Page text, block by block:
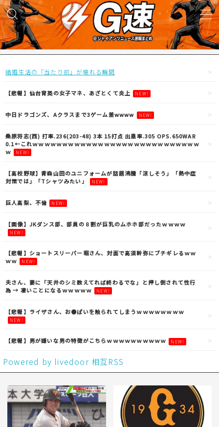
MENU
得点映像
試合結果
議論・雑談
ニュース
結婚生活の「当たり前」が壊れる瞬間
【悲報】仙台育英の女子マネ、あざとくて炎上 NEW!
中日ドラゴンズ、Aクラスまで3ゲーム差wwww NEW!
桑原将志(西) 打率.236(203-48) 3本 15打点 出塁率.305 OPS.650WAR
0.1←これｗｗｗｗｗｗｗｗｗｗｗｗｗｗｗｗｗｗｗｗｗｗｗｗｗｗｗｗ
ｗ
NEW!
【高校野球】青森山田のユニフォームが話題沸騰「涼しそう」「熱中症
対策では」「Tシャツみたい」
NEW!
巨人高梨、不倫 NEW!
【画像】JKダンス部、部員の８割が巨乳のムホホ部だったｗｗｗｗ
NEW!
【悲報】ショートスリーパー堀さん、対面で高須幹弥にブチギレるｗｗ
ｗｗ
NEW!
夫さん、妻に「天井のシミ数えてれば終わるでな」と押し倒されて性行
為 → 凄いことになるｗｗｗｗｗ
NEW!
【悲報】ライザさん、お●ぱいを触られてしまうｗｗｗｗｗｗｗｗ
NEW!
【悲報】男が嫌いな男の特徴がこちらｗｗｗｗｗｗｗｗｗｗ NEW!
Powered by livedoor 相互RSS